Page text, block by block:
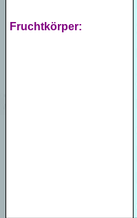
Fruchtkörper: